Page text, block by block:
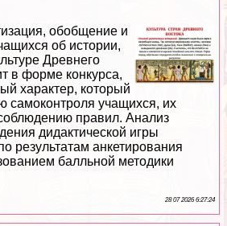
обобщение и
об истории,
Древнего
в форме конкурса,
хаpaктер, который
самоконтроля учащихся, их
правил. Анализ
дидактической игры
результатам анкетирования
балльной методики
28 07 2026 6:27:24